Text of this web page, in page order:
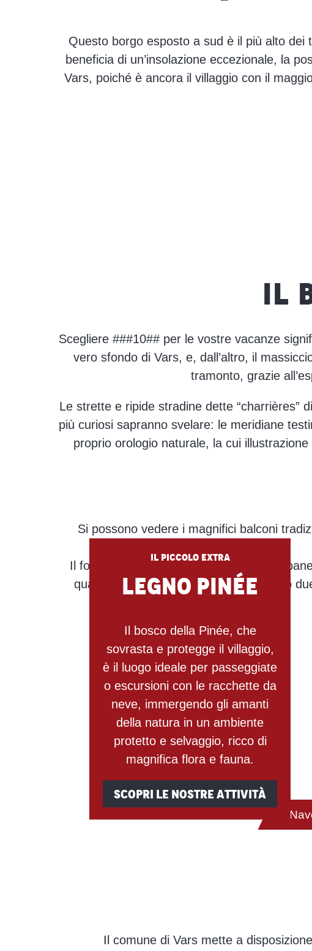
Questo borgo esposto a sud è il più alto dei
beneficia di un’insolazione eccezionale, la
Vars, poiché è ancora il villaggio con il
IL
Scegliere ###10## per le vostre vacanze
vero sfondo di Vars, e, dall’altro, il
tramonto, grazie
Le strette e ripide stradine dette “charrières”
più curiosi sapranno svelare: le meridiane
proprio orologio naturale, la cui
Si possono vedere i magnifici balconi
Il forno comune utilizzato per cuocere il
quando si prepara il pane. Viene acceso
Il piccolo extra
Legno Pinée
Il bosco della Pinée, che
sovrasta e protegge il villaggio,
è il luogo ideale per passeggiate
o escursioni con le racchette da
neve, immergendo gli amanti
della natura in un ambiente
protetto e selvaggio, ricco di
magnifica flora e fauna.
SCOPRI LE NOSTRE ATTIVITÀ
Il comune di Vars mette a